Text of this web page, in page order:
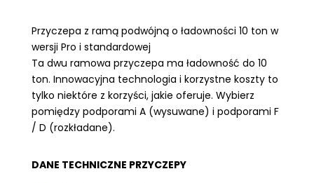
Przyczepa z ramą podwójną o ładowności 10 ton w
wersji Pro i standardowej
Ta dwu ramowa przyczepa ma ładowność do 10
ton. Innowacyjna technologia i korzystne koszty to
tylko niektóre z korzyści, jakie oferuje. Wybierz
pomiędzy podporami A (wysuwane) i podporami F
/ D (rozkładane).
DANE TECHNICZNE PRZYCZEPY